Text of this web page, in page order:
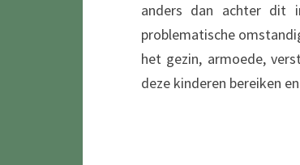
anders dan achter dit
problematische
het gezin, armoede,
deze kinderen bereiken